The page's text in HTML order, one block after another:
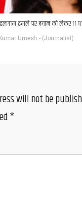
हमले पर बयान को लेकर 11
Kumar Umesh - (Journalist)
will not be
*